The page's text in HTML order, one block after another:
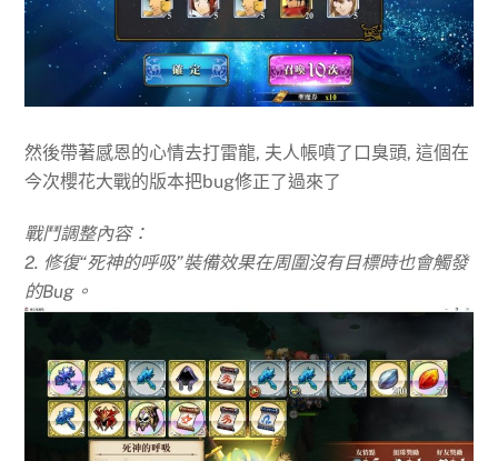
然後帶著感恩的心情去打雷龍, 夫人帳噴了口臭頭, 這個在
今次櫻花大戰的版本把bug修正了過來了
戰鬥調整內容：
2. 修復“死神的呼吸”裝備效果在周圍沒有目標時也會觸發
的Bug。